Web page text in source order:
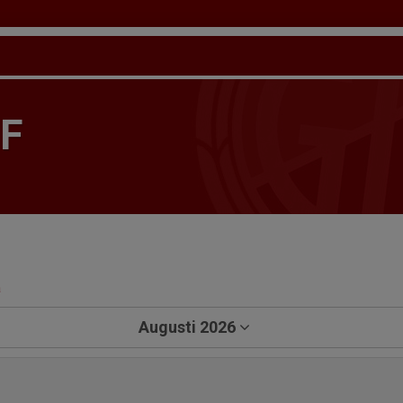
Augusti 2026